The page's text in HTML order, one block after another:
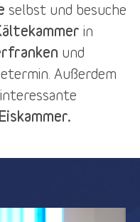
selbst und besuche
in
und
. Außerdem
Eiskammer.